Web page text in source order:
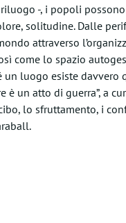
-, i popoli
solitudine. Dalle
attraverso
come lo spazio
un luogo esiste davvero
è un atto di guerra”, a
lo sfruttamento, i